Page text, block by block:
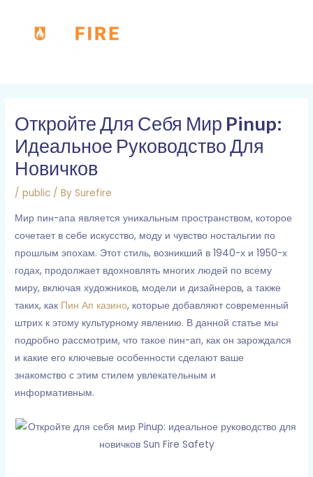
content
Откройте Для Себя Мир Pinup:
Идеальное Руководство Для
Новичков
/public / BySurefire
Мир пин-апа является уникальным пространством, которое
сочетает в себе искусство, моду и чувство ностальгии по
прошлым эпохам. Этот стиль, возникший в 1940-х и 1950-х
годах, продолжает вдохновлять многих людей по всему
миру, включая художников, модели и дизайнеров, а также
таких, как Пин Ап казино, которые добавляют современный
штрих к этому культурному явлению. В данной статье мы
подробно рассмотрим, что такое пин-ап, как он зарождался
и какие его ключевые особенности сделают ваше
знакомство с этим стилем увлекательным и
информативным.